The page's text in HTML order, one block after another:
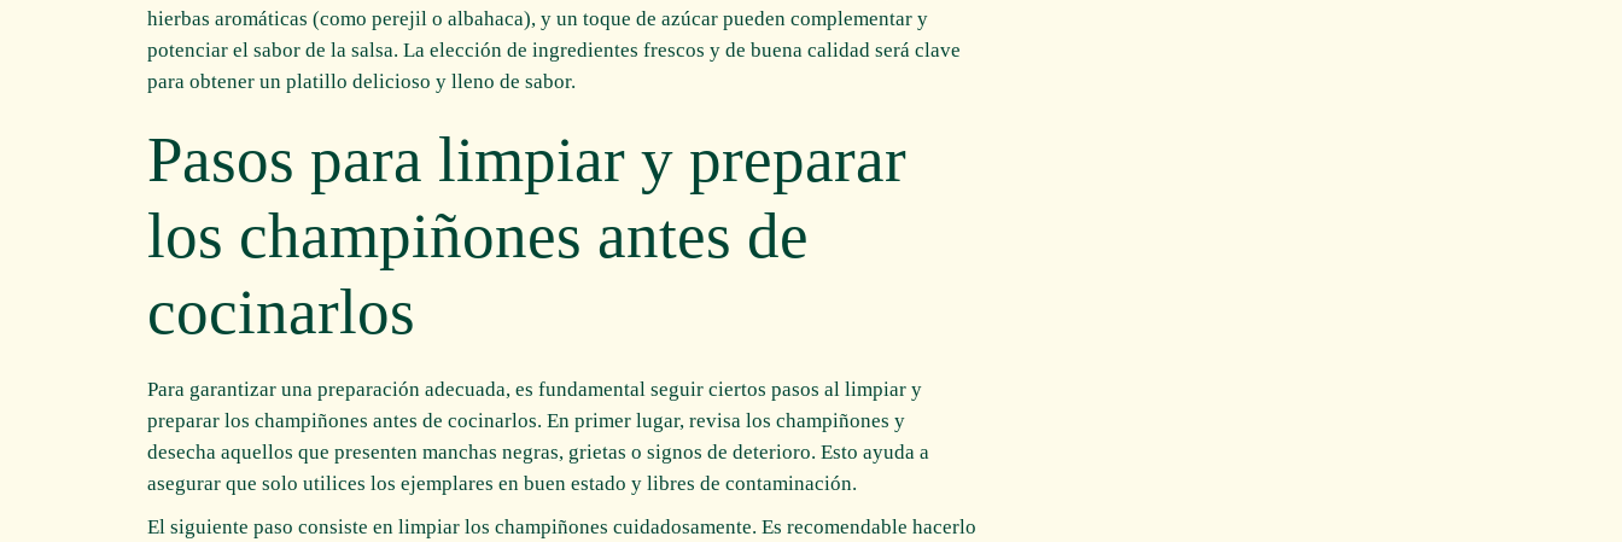
hierbas aromáticas (como perejil o albahaca), y un toque de azúcar pueden complementar y
potenciar el sabor de la salsa. La elección de ingredientes frescos y de buena calidad será clave
para obtener un platillo delicioso y lleno de sabor.
Pasos para limpiar y preparar
los champiñones antes de
cocinarlos
Para garantizar una preparación adecuada, es fundamental seguir ciertos pasos al limpiar y
preparar los champiñones antes de cocinarlos. En primer lugar, revisa los champiñones y
desecha aquellos que presenten manchas negras, grietas o signos de deterioro. Esto ayuda a
asegurar que solo utilices los ejemplares en buen estado y libres de contaminación.
El siguiente paso consiste en limpiar los champiñones cuidadosamente. Es recomendable hacerlo